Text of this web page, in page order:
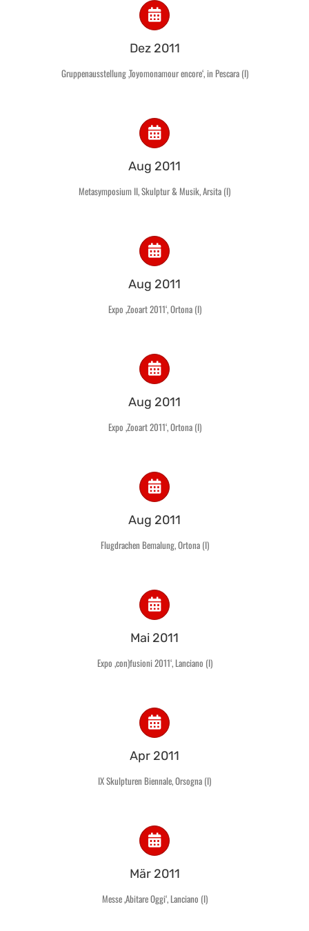
Dez 2011
Gruppenausstellung ‚Toyomonamour encore‘, in Pescara (I)
Aug 2011
Metasymposium II, Skulptur & Musik, Arsita (I)
Aug 2011
Expo ‚Zooart 2011‘, Ortona (I)
Aug 2011
Expo ‚Zooart 2011‘, Ortona (I)
Aug 2011
Flugdrachen Bemalung, Ortona (I)
Mai 2011
Expo ‚con)fusioni 2011‘, Lanciano (I)
Apr 2011
IX Skulpturen Biennale, Orsogna (I)
Mär 2011
Messe ‚Abitare Oggi‘, Lanciano (I)